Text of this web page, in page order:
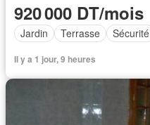
920 000 DT/mois
Jardin Terrasse Sécurité
Il y a 1 jour, 9 heures